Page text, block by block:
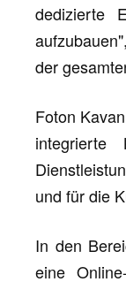
dedizierte
der
Foton
integrierte
und für die
In den
eine